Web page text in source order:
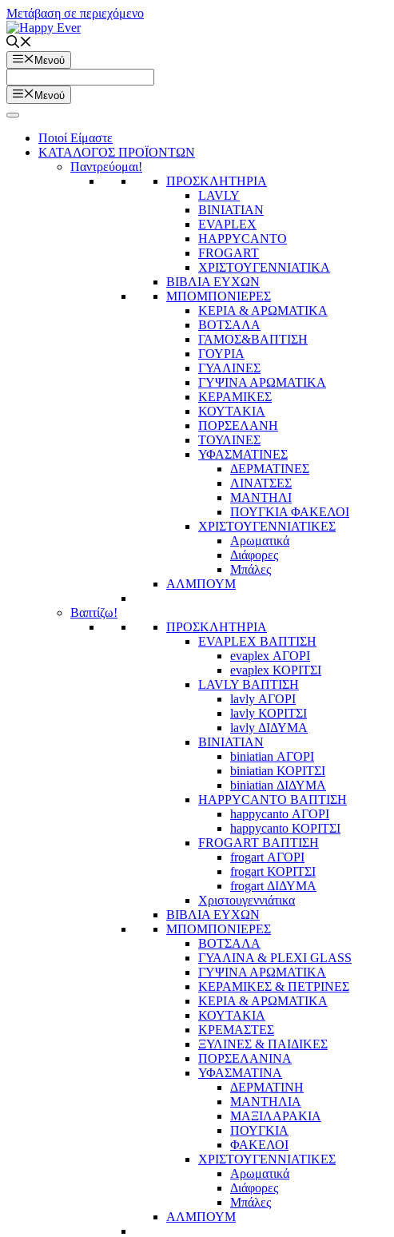
Μετάβαση σε περιεχόμενο
Μενού
Μενού
Ποιοί Είμαστε
ΚΑΤΑΛΟΓΟΣ ΠΡΟΪΟΝΤΩΝ
Παντρεύομαι!
ΠΡΟΣΚΛΗΤΗΡΙΑ
LAVLY
BINIATIAN
EVAPLEX
HAPPYCANTO
FROGART
ΧΡΙΣΤΟΥΓΕΝΝΙΑΤΙΚΑ
ΒΙΒΛΙΑ ΕΥΧΩΝ
ΜΠΟΜΠΟΝΙΕΡΕΣ
ΚΕΡΙΑ & ΑΡΩΜΑΤΙΚΑ
ΒΟΤΣΑΛΑ
ΓΑΜΟΣ&ΒΑΠΤΙΣΗ
ΓΟΥΡΙΑ
ΓΥΑΛΙΝΕΣ
ΓΥΨΙΝΑ ΑΡΩΜΑΤΙΚΑ
ΚΕΡΑΜΙΚΕΣ
ΚΟΥΤΑΚΙΑ
ΠΟΡΣΕΛΑΝΗ
ΤΟΥΛΙΝΕΣ
ΥΦΑΣΜΑΤΙΝΕΣ
ΔΕΡΜΑΤΙΝΕΣ
ΛΙΝΑΤΣΕΣ
ΜΑΝΤΗΛΙ
ΠΟΥΓΚΙΑ ΦΑΚΕΛΟΙ
ΧΡΙΣΤΟΥΓΕΝΝΙΑΤΙΚΕΣ
Αρωματικά
Διάφορες
Μπάλες
ΑΛΜΠΟΥΜ
Βαπτίζω!
ΠΡΟΣΚΛΗΤΗΡΙΑ
EVAPLEX ΒΑΠΤΙΣΗ
evaplex ΑΓΟΡΙ
evaplex ΚΟΡΙΤΣΙ
LAVLY ΒΑΠΤΙΣΗ
lavly ΑΓΟΡΙ
lavly ΚΟΡΙΤΣΙ
lavly ΔΙΔΥΜΑ
BINIATIAN
biniatian ΑΓΟΡΙ
biniatian ΚΟΡΙΤΣΙ
biniatian ΔΙΔΥΜΑ
HAPPYCANTO ΒΑΠΤΙΣΗ
happycanto ΑΓΟΡΙ
happycanto ΚΟΡΙΤΣΙ
FROGART ΒΑΠΤΙΣΗ
frogart ΑΓΟΡΙ
frogart ΚΟΡΙΤΣΙ
frogart ΔΙΔΥΜΑ
Χριστουγεννιάτικα
ΒΙΒΛΙΑ ΕΥΧΩΝ
ΜΠΟΜΠΟΝΙΕΡΕΣ
ΒΟΤΣΑΛΑ
ΓΥΑΛΙΝΑ & PLEXI GLASS
ΓΥΨΙΝΑ ΑΡΩΜΑΤΙΚΑ
ΚΕΡΑΜΙΚΕΣ & ΠΕΤΡΙΝΕΣ
ΚΕΡΙΑ & ΑΡΩΜΑΤΙΚΑ
ΚΟΥΤΑΚΙΑ
ΚΡΕΜΑΣΤΕΣ
ΞΥΛΙΝΕΣ & ΠΑΙΔΙΚΕΣ
ΠΟΡΣΕΛΑΝΙΝΑ
ΥΦΑΣΜΑΤΙΝA
ΔΕΡΜΑΤΙΝΗ
ΜΑΝΤΗΛΙΑ
ΜΑΞΙΛΑΡΑΚΙΑ
ΠΟΥΓΚΙΑ
ΦΑΚΕΛΟΙ
ΧΡΙΣΤΟΥΓΕΝΝΙΑΤΙΚΕΣ
Αρωματικά
Διάφορες
Μπάλες
ΑΛΜΠΟΥΜ